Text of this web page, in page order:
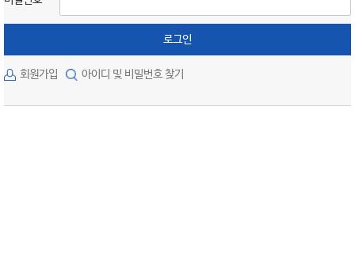
로그인
회원가입 아이디 및 비밀번호 찾기